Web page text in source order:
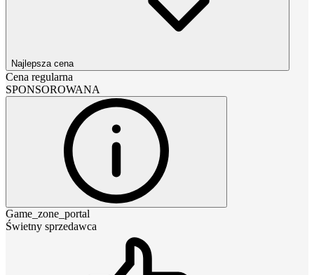
Najlepsza cena
Cena regularna
SPONSOROWANA
Game_zone_portal
Świetny sprzedawca